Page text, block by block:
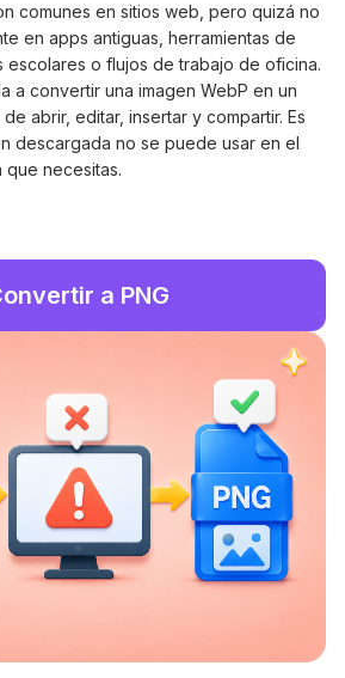
comunes en sitios web, pero quizá no
en apps antiguas, herramientas de
escolares o flujos de trabajo de oficina.
a convertir una imagen WebP en un
abrir, editar, insertar y compartir. Es
descargada no se puede usar en el
necesitas.
a PNG